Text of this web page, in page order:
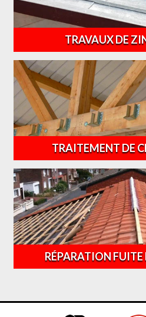
TRAVAUX DE
TRAITEMENT DE
RÉPARATION FUITE